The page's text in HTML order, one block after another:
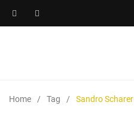
Home Tag Sandro Scharer